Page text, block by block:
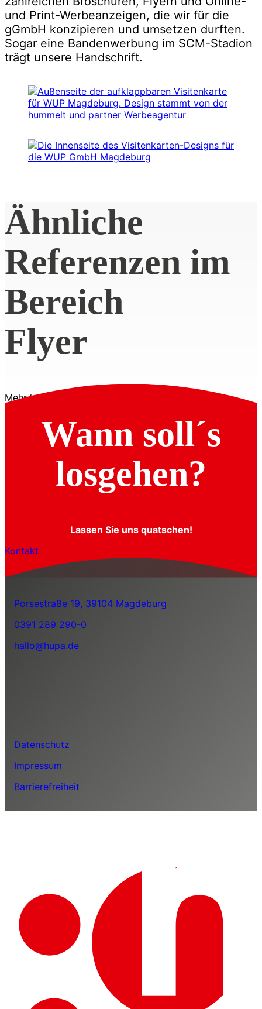
und Print-Werbeanzeigen, die wir für die
gGmbH konzipieren und umsetzen durften.
Sogar eine Bandenwerbung im SCM-Stadion
trägt unsere Handschrift.
Ähnliche
Referenzen im
Bereich
Flyer
Mehr laden
Wann soll´s
losgehen?
Lassen Sie uns quatschen!
Kontakt
Porsestraße 19, 39104 Magdeburg
0391 289 290-0
hallo@hupa.de
Datenschutz
Impressum
Barrierefreiheit